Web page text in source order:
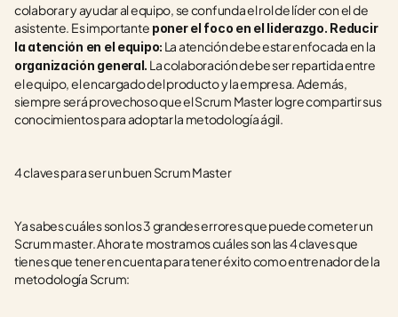
colaborar y ayudar al equipo, se confunda el rol de líder con el de
asistente. Es importante poner el foco en el liderazgo. Reducir
la atención en el equipo:
organización general. La colaboración debe ser repartida entre
el equipo, el encargado del producto y la empresa. Además,
siempre será provechoso que el Scrum Master logre compartir sus
conocimientos para adoptar la metodología ágil.
4 claves para ser un buen Scrum Master
Ya sabes cuáles son los 3 grandes errores que puede cometer un
Scrum master. Ahora te mostramos cuáles son las 4 claves que
tienes que tener en cuenta para tener éxito como entrenador de la
metodología Scrum: